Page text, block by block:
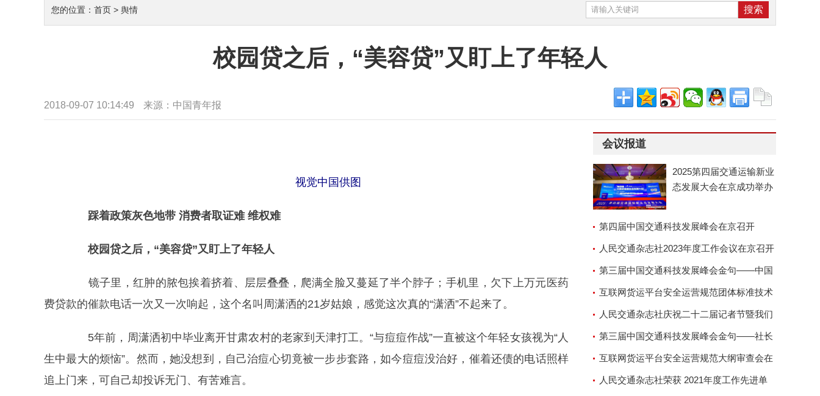
您的位置： 首页 > 舆情
校园贷之后，“美容贷”又盯上了年轻人
2018-09-07 10:14:49 来源：中国青年报
视觉中国供图
踩着政策灰色地带 消费者取证难 维权难
校园贷之后，“美容贷”又盯上了年轻人
镜子里，红肿的脓包挨着挤着、层层叠叠，爬满全脸又蔓延了半个脖子；手机里，欠下上万元医药
费贷款的催款电话一次又一次响起，这个名叫周潇洒的21岁姑娘，感觉这次真的“潇洒”不起来了。
5年前，周潇洒初中毕业离开甘肃农村的老家到天津打工。“与痘痘作战”一直被这个年轻女孩视为“人
生中最大的烦恼”。然而，她没想到，自己治痘心切竟被一步步套路，如今痘痘没治好，催着还债的电话照样
追上门来，可自己却投诉无门、有苦难言。
会议报道
2025第四届交通运输新业
态发展大会在京成功举办
第四届中国交通科技发展峰会在京召开
人民交通杂志社2023年度工作会议在京召开
第三届中国交通科技发展峰会金句——中国
交通运输协会副会长兼秘
互联网货运平台安全运营规范团体标准技术
审查会顺利召开
人民交通杂志社庆祝二十二届记者节暨我们
的故事演讲座谈会
第三届中国交通科技发展峰会金句——社长
郑德岭
互联网货运平台安全运营规范大纲审查会在
京召开
人民交通杂志社荣获 2021年度工作先进单